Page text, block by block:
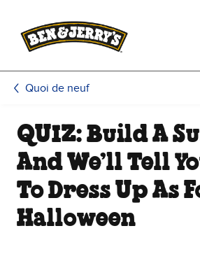
Quoi de neuf
QUIZ: Build A
And We’ll Tell
To Dress Up As
Halloween